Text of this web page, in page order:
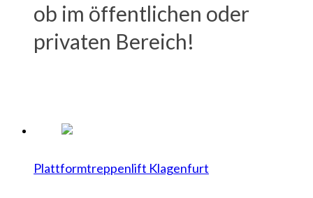
ob im öffentlichen oder
privaten Bereich!
Plattformtreppenlift Klagenfurt